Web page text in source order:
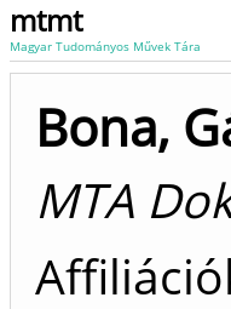
mtmt
Magyar Tudományos Művek Tára
Bona,
MTA